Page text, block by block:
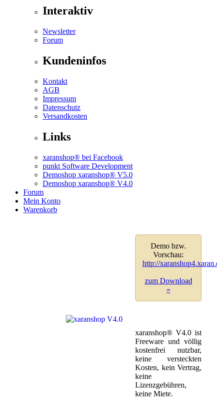
Interaktiv
Newsletter
Forum
Kundeninfos
Kontakt
AGB
Impressum
Datenschutz
Versandkosten
Links
xaranshop® bei Facebook
punkt Software Development
Demoshop xaranshop® V5.0
Demoshop xaranshop® V4.0
Forum
Mein Konto
Warenkorb
Demo bzw.
Vorschau:
http://
zum Download
»
xaranshop® V4.0 ist
Freeware und völlig
kostenfrei nutzbar,
keine versteckten
Kosten, kein Vertrag,
keine
Lizenzgebühren,
keine Miete.